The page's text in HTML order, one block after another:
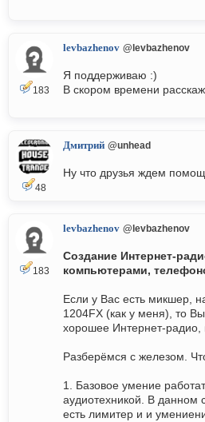
183
levbazhenov @levbazhenov
Я поддерживаю :)
В скором времени
48
Дмитрий @unhead
Ну что друзья ждем
183
levbazhenov @levbazhenov
Создание Интернет-
компьютерами,
Если у Вас есть микшер,
1204FX (как у меня), то
хорошее Интернет-радио,
Разберёмся с железом.
1. Базовое умение
аудиотехникой. В данном
есть лимитер и и